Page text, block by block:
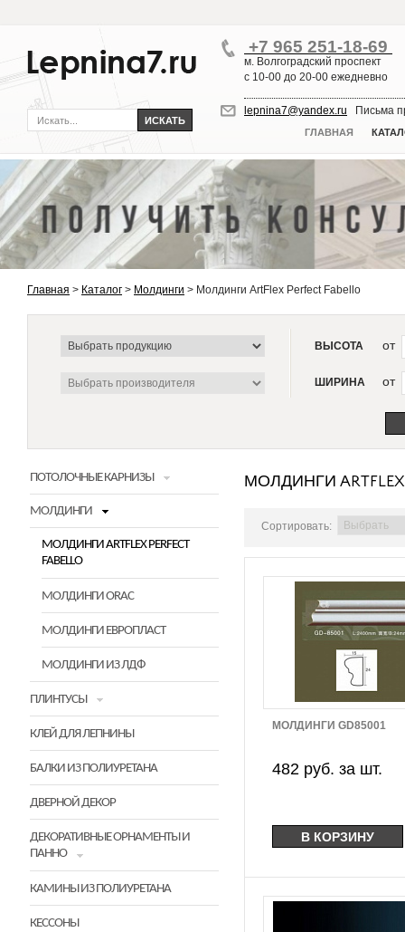
ГЛАВНАЯ
+7 965 251-18-69
м. Волгоградский проспект
с 10-00 до 20-00 ежедневно
lepnina7@yandex.ru Письма
Главная > Каталог > Молдинги > Молдинги ArtFlex Perfect Fabello
ВЫСОТА от
ШИРИНА от
ПОТОЛОЧНЫЕ КАРНИЗЫ
МОЛДИНГИ
МОЛДИНГИ ARTFLEX PERFECT
FABELLO
МОЛДИНГИ ORAC
МОЛДИНГИ ЕВРОПЛАСТ
МОЛДИНГИ ИЗ ЛДФ
ПЛИНТУСЫ
КЛЕЙ ДЛЯ ЛЕПНИНЫ
БАЛКИ ИЗ ПОЛИУРЕТАНА
ДВЕРНОЙ ДЕКОР
ДЕКОРАТИВНЫЕ ОРНАМЕНТЫ И
ПАННО
КАМИНЫ ИЗ ПОЛИУРЕТАНА
КЕССОНЫ
МОЛДИНГИ ARTFLEX
Сортировать:
МОЛДИНГИ GD85001
482 руб. за шт.